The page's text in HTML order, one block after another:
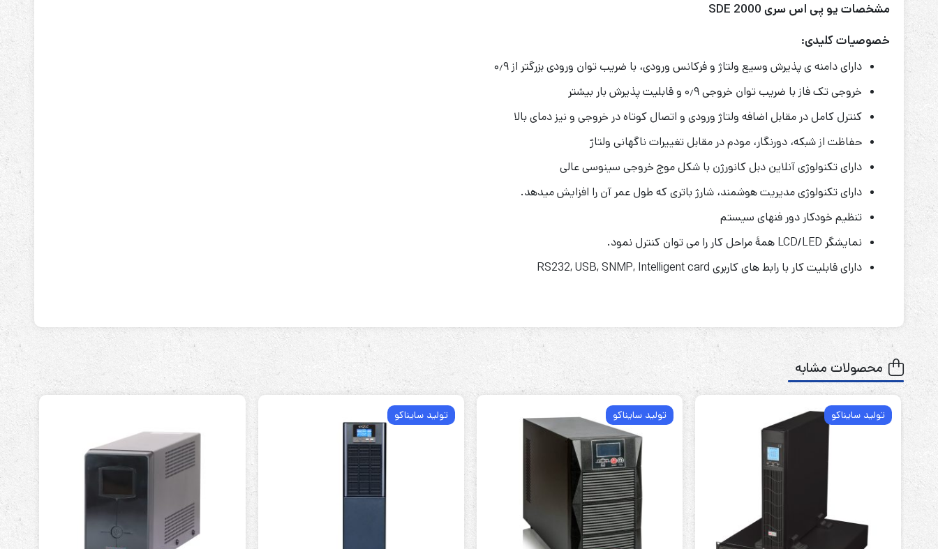
مشخصات یو پی اس سری SDE 2000
خصوصیات کلیدی:
دارای دامنه ­ی پذیرش وسیع ولتاژ و فرکانس ورودی، با ضریب توان ورودی بزرگتر از ۰٫۹
خروجی تک فاز با ضریب توان خروجی ۰٫۹ و قابلیت پذیرش بار بیشتر
کنترل کامل در مقابل اضافه ولتاژ ورودی و اتصال کوتاه در خروجی و نیز دمای بالا
حفاظت از شبکه، دورنگار، مودم در مقابل تغییرات ناگهانی ولتاژ
دارای تکنولوژی آنلاین دبل کانورژن با شکل موج خروجی سینوسی عالی
دارای تکنولوژی مدیریت هوشمند، شارژ باتری که طول عمر آن را افزایش می­دهد.
تنظیم خودکار دور فنهای سیستم
نمایشگر LCD/LED همۀ مراحل کار را می توان کنترل نمود.
دارای قابلیت کار با رابط های کاربری RS232, USB, SNMP, Intelligent card
محصولات مشابه
تولید سایناکو تولید سایناکو تولید سایناکو